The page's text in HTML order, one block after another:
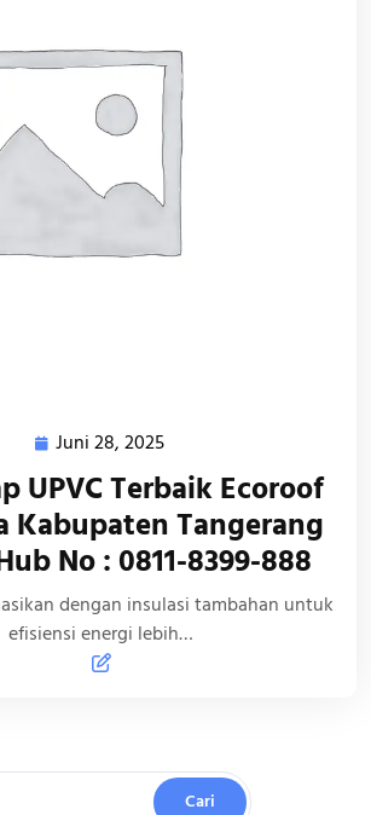
Juni 28, 2025
28,
2025
UPVC Terbaik Ecoroof
Kabupaten Tangerang
No : 0811-8399-888
dengan insulasi tambahan untuk
efisiensi energi lebih…
Cari